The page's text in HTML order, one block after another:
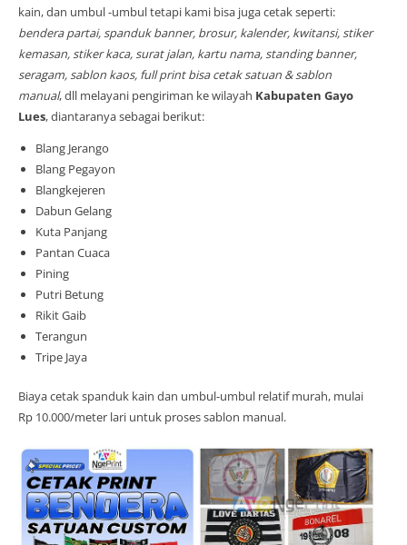
kain, dan umbul -umbul tetapi kami bisa juga cetak seperti:
bendera partai, spanduk banner, brosur, kalender, kwitansi, stiker
kemasan, stiker kaca, surat jalan, kartu nama, standing banner,
seragam, sablon kaos, full print bisa cetak satuan & sablon
manual, dll melayani pengiriman ke wilayah Kabupaten Gayo
Lues, diantaranya sebagai berikut:
Blang Jerango
Blang Pegayon
Blangkejeren
Dabun Gelang
Kuta Panjang
Pantan Cuaca
Pining
Putri Betung
Rikit Gaib
Terangun
Tripe Jaya
Biaya cetak spanduk kain dan umbul-umbul relatif murah, mulai
Rp 10.000/meter lari untuk proses sablon manual.